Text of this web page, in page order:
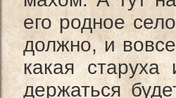
его родное
должно, и
какая старуха
держаться